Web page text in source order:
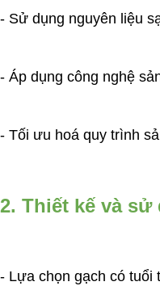
- Sử dụng nguyên liệu
- Áp dụng công nghệ
- Tối ưu hoá quy trình
2. Thiết kế và
- Lựa chọn gạch có tuổi